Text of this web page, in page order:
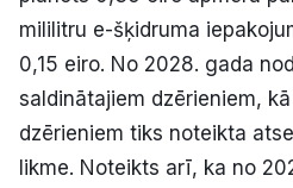
mililitru e-šķidruma
0,15 eiro. No 2028. gada
saldinātajiem dzērieniem,
dzērieniem tiks noteikta
likme. Noteikts arī, ka no